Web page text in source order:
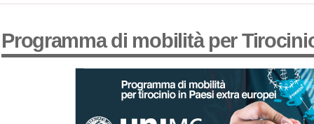
Programma di mobilità per